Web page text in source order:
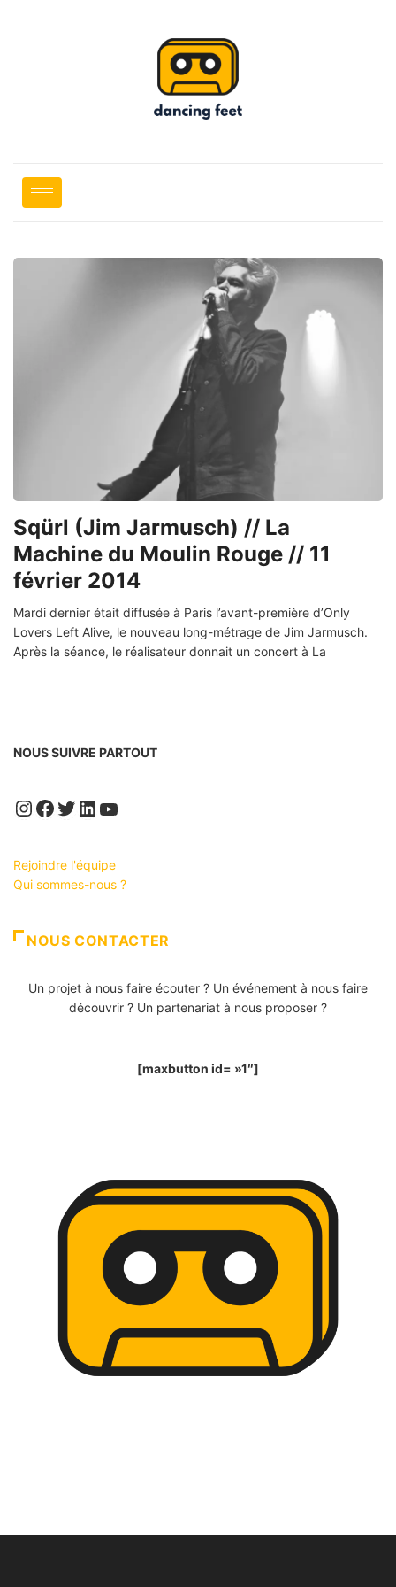
Sqürl (Jim Jarmusch) // La
Machine du Moulin Rouge // 11
février 2014
Mardi dernier était diffusée à Paris l’avant-première d’Only
Lovers Left Alive, le nouveau long-métrage de Jim Jarmusch.
Après la séance, le réalisateur donnait un concert à La
NOUS SUIVRE PARTOUT
Instagram
Facebook
Twitter
LinkedIn
YouTube
Rejoindre l'équipe
Qui sommes-nous ?
NOUS CONTACTER
Un projet à nous faire écouter ? Un événement à nous faire
découvrir ? Un partenariat à nous proposer ?
[maxbutton id= »1″]